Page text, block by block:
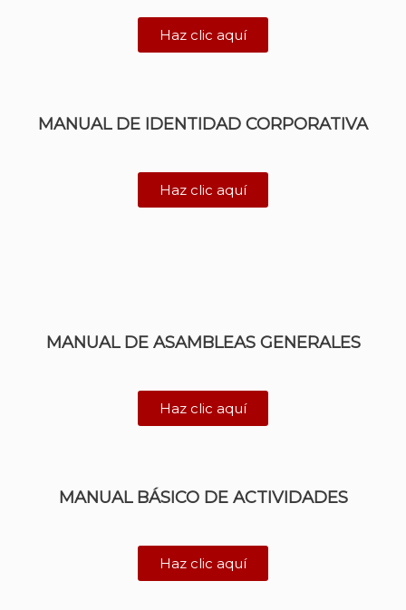
Haz clic aquí
MANUAL DE IDENTIDAD CORPORATIVA
Haz clic aquí
MANUAL DE ASAMBLEAS GENERALES
Haz clic aquí
MANUAL BÁSICO DE ACTIVIDADES
Haz clic aquí